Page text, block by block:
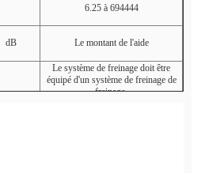
6.25 à 694444
dB Le montant de l'aide
Le système de freinage doit être
équipé d'un système de freinage de
freinage.